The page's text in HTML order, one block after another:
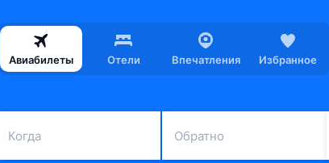
Авиабилеты Отели Впечатления Избранное
Когда Обратно